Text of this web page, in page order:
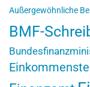
Außergewöhnliche
BMF-